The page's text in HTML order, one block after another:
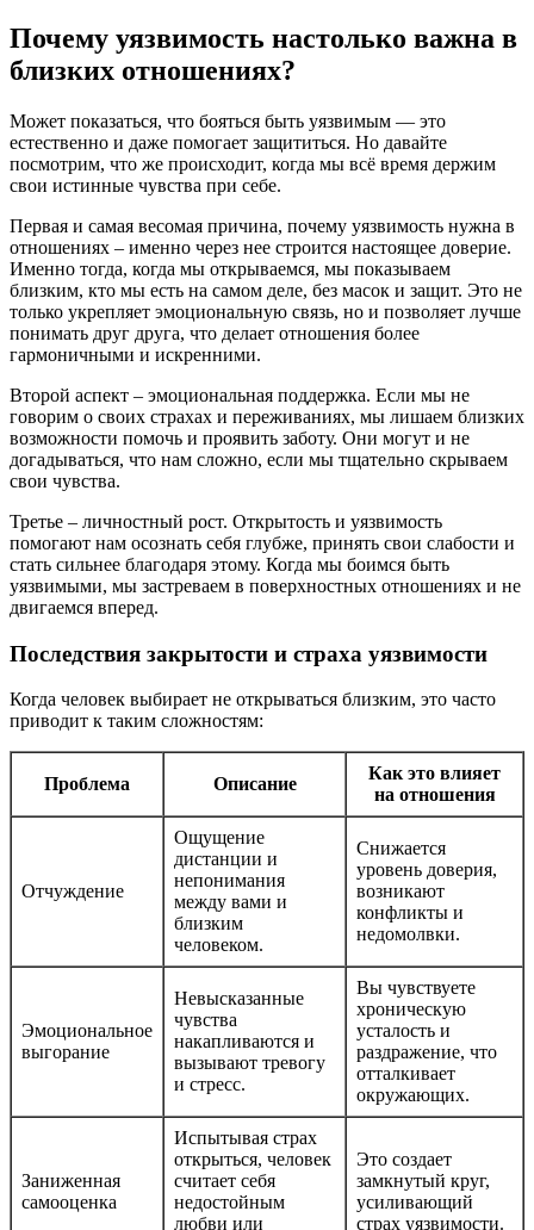
Почему уязвимость настолько важна в
близких отношениях?
Может показаться, что бояться быть уязвимым — это
естественно и даже помогает защититься. Но давайте
посмотрим, что же происходит, когда мы всё время держим
свои истинные чувства при себе.
Первая и самая весомая причина, почему уязвимость нужна в
отношениях – именно через нее строится настоящее доверие.
Именно тогда, когда мы открываемся, мы показываем
близким, кто мы есть на самом деле, без масок и защит. Это не
только укрепляет эмоциональную связь, но и позволяет лучше
понимать друг друга, что делает отношения более
гармоничными и искренними.
Второй аспект – эмоциональная поддержка. Если мы не
говорим о своих страхах и переживаниях, мы лишаем близких
возможности помочь и проявить заботу. Они могут и не
догадываться, что нам сложно, если мы тщательно скрываем
свои чувства.
Третье – личностный рост. Открытость и уязвимость
помогают нам осознать себя глубже, принять свои слабости и
стать сильнее благодаря этому. Когда мы боимся быть
уязвимыми, мы застреваем в поверхностных отношениях и не
двигаемся вперед.
Последствия закрытости и страха уязвимости
Когда человек выбирает не открываться близким, это часто
приводит к таким сложностям:
Проблема Описание
Как это влияет
на отношения
Отчуждение
Ощущение
дистанции и
непонимания
между вами и
близким
человеком.
Снижается
уровень доверия,
возникают
конфликты и
недомолвки.
Эмоциональное
выгорание
Невысказанные
чувства
накапливаются и
вызывают тревогу
и стресс.
Вы чувствуете
хроническую
усталость и
раздражение, что
отталкивает
окружающих.
Заниженная
самооценка
Испытывая страх
открыться, человек
считает себя
недостойным
любви или
Это создает
замкнутый круг,
усиливающий
страх уязвимости.